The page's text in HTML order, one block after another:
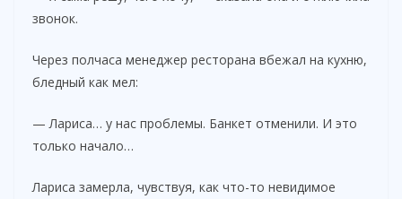
звонок.
Через полчаса менеджер ресторана вбежал на кухню,
бледный как мел:
— Лариса… у нас проблемы. Банкет отменили. И это
только начало…
Лариса замерла, чувствуя, как что-то невидимое